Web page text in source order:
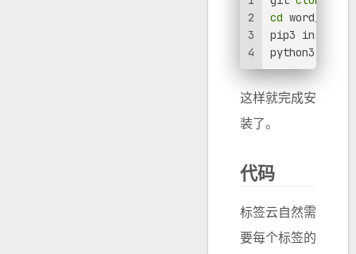
2
3
4
cd word_cloud
pip3 install
python3
这样就完成安
装了。
代码
标签云自然需
要每个标签的